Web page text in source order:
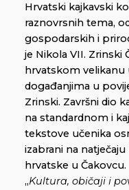
Hrvatski kajkavski
raznovrsnih tema,
gospodarskih i
je Nikola VII. Zrinski
hrvatskom velikanu
događanjima u
Zrinski. Završni dio
na standardnom i
tekstove učenika
izabrani na
hrvatske u Čakovcu.
„Kultura, običaji i